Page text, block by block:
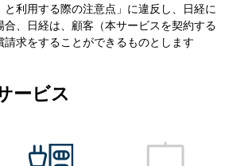
と利用する際の注意点」に違反し、日経に
、日経は、顧客（本サービスを契約する
求をすることができるものとします
ービス